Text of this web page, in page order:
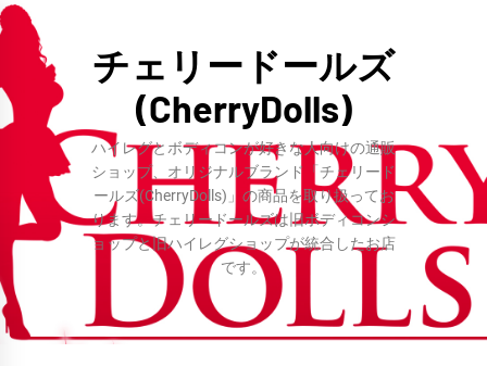
コ
ン
キ
ッ
プ
チェリードールズ
(CherryDolls)
ハイレグとボディコンが好きな人向けの通販
ショップ、オリジナルブランド「チェリード
ールズ(CherryDolls)」の商品を取り扱ってお
ります。チェリードールズは旧ボディコンシ
ョップと旧ハイレグショップが統合したお店
です。